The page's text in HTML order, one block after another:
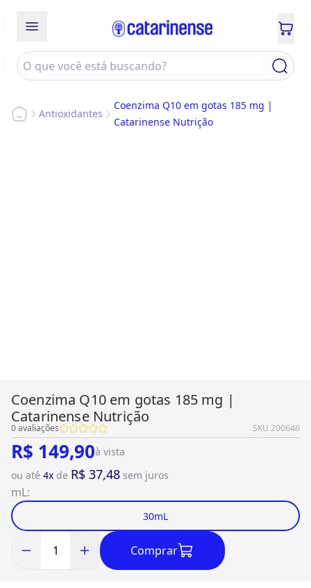
Antioxidantes
Coenzima Q10 em gotas 185 mg |
Catarinense Nutrição
Coenzima Q10 em gotas 185 mg |
Catarinense Nutrição
0avaliações SKU 200646
R$ 149,90à vista
ou até 4x de R$ 37,48 sem juros
mL:
30mL
Comprar